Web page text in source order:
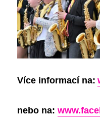
Více informací na:
nebo na: